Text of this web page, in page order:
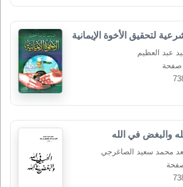
لتحقيق الأخوة الإيمانية
عبد العظيم
والبغض في الله
محمد سعيد الصاغرجي